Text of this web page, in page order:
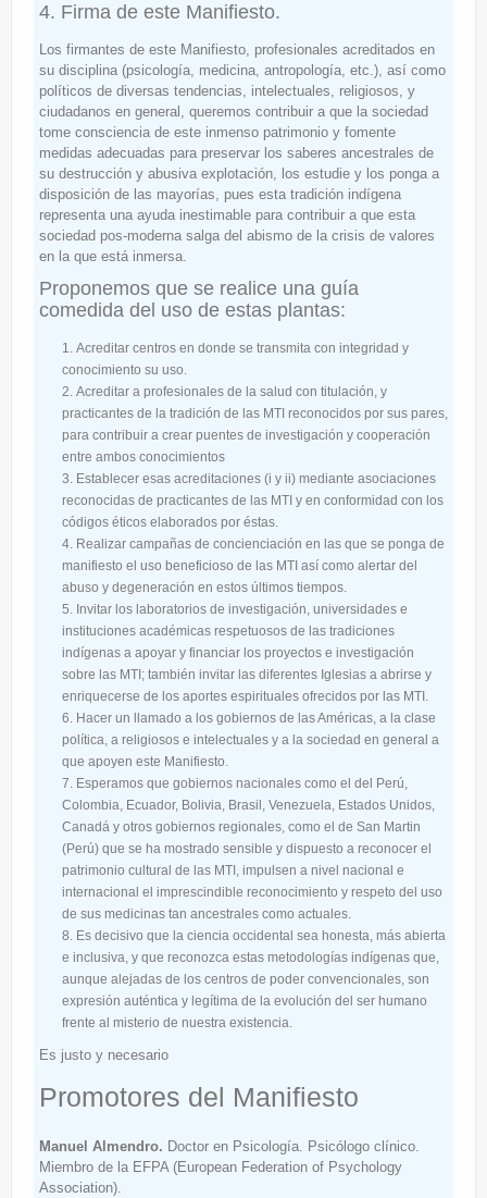
4. Firma de este Manifiesto.
Los firmantes de este Manifiesto, profesionales acreditados en
su disciplina (psicología, medicina, antropología, etc.), así como
políticos de diversas tendencias, intelectuales, religiosos, y
ciudadanos en general, queremos contribuir a que la sociedad
tome consciencia de este inmenso patrimonio y fomente
medidas adecuadas para preservar los saberes ancestrales de
su destrucción y abusiva explotación, los estudie y los ponga a
disposición de las mayorías, pues esta tradición indígena
representa una ayuda inestimable para contribuir a que esta
sociedad pos-moderna salga del abismo de la crisis de valores
en la que está inmersa.
Proponemos que se realice una guía
comedida del uso de estas plantas:
Acreditar centros en donde se transmita con integridad y
conocimiento su uso.
Acreditar a profesionales de la salud con titulación, y
practicantes de la tradición de las MTI reconocidos por sus pares,
para contribuir a crear puentes de investigación y cooperación
entre ambos conocimientos
Establecer esas acreditaciones (i y ii) mediante asociaciones
reconocidas de practicantes de las MTI y en conformidad con los
códigos éticos elaborados por éstas.
Realizar campañas de concienciación en las que se ponga de
manifiesto el uso beneficioso de las MTI así como alertar del
abuso y degeneración en estos últimos tiempos.
Invitar los laboratorios de investigación, universidades e
instituciones académicas respetuosos de las tradiciones
indígenas a apoyar y financiar los proyectos e investigación
sobre las MTI; también invitar las diferentes Iglesias a abrirse y
enriquecerse de los aportes espirituales ofrecidos por las MTI.
Hacer un llamado a los gobiernos de las Américas, a la clase
política, a religiosos e intelectuales y a la sociedad en general a
que apoyen este Manifiesto.
Esperamos que gobiernos nacionales como el del Perú,
Colombia, Ecuador, Bolivia, Brasil, Venezuela, Estados Unidos,
Canadá y otros gobiernos regionales, como el de San Martin
(Perú) que se ha mostrado sensible y dispuesto a reconocer el
patrimonio cultural de las MTI, impulsen a nivel nacional e
internacional el imprescindible reconocimiento y respeto del uso
de sus medicinas tan ancestrales como actuales.
Es decisivo que la ciencia occidental sea honesta, más abierta
e inclusiva, y que reconozca estas metodologías indígenas que,
aunque alejadas de los centros de poder convencionales, son
expresión auténtica y legítima de la evolución del ser humano
frente al misterio de nuestra existencia.
Es justo y necesario
Promotores del Manifiesto
Manuel Almendro. Doctor en Psicología. Psicólogo clínico.
Miembro de la EFPA (European Federation of Psychology
Association).